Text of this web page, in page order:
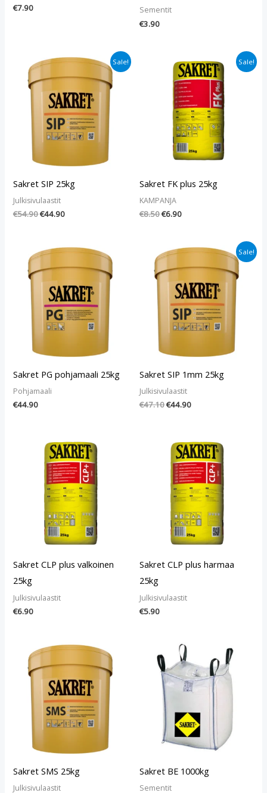
€7.90 Sementit
€3.90
Sale!
Sakret SIP 25kg
Julkisivulaastit
€54.90
Alkuperäinen
hinta
oli:
€54.90.
€44.90
Nykyinen
on:
Sale!
Sakret FK plus 25kg
KAMPANJA
€8.50
Alkuperäinen
hinta
€8.50.
€6.90
Nykyinen
hinta
on:
€6.90.
Sakret PG pohjamaali 25kg
Pohjamaali
€44.90
Sale!
Sakret SIP 1mm 25kg
Julkisivulaastit
€47.10
Alkuperäinen
hinta
oli:
€47.10.
€44.90
Nykyinen
on:
€44.90.
Sakret CLP plus valkoinen
25kg
Julkisivulaastit
€6.90
Sakret CLP plus harmaa
25kg
Julkisivulaastit
€5.90
Sakret SMS 25kg
Julkisivulaastit
Sakret BE 1000kg
Sementit